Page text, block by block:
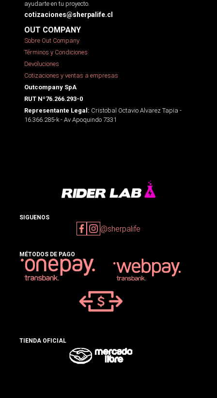
ayudarte en tu proyecto.
cotizaciones@sherpalife.cl
OUT COMPANY
Sobre Out Company
Términos y Condiciones
Devoluciones
Cotizaciones y ventas a empresas
Outcompany SpA
RUT Nº76.266.293-0
Representante Legal: Cristobal Octavio Alvarez Tapia -
16.366.285-k - Av Apoquindo 7331
SIGUENOS
@sherpalife
MÉTODOS DE PAGO
TIENDA OFICIAL